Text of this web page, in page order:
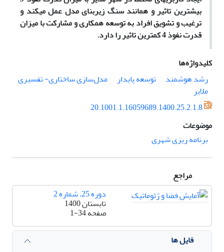
بیشترین تاثیر و همانند سنگ زیربنای مدل عمل میکند و
ترغیب و تشویق افراد به توسعه همکاری و مشارکت با میزان
قدرت نفوذ 4 کمترین تاثیر را دارد.
کلیدواژه‌ها
رشد هوشمند
توسعه پایدار
مدل‌سازی ساختاری- تفسیری
ملایر
20.1001.1.16059689.1400.25.2.1.8
موضوعات
برنامه ریزی شهری
مراجع
دوره 25، شماره 2
تابستان 1400
صفحه1-34
فایل ها